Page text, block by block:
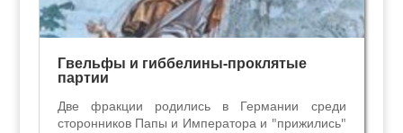
Гвельфы и гиббелины-проклятые
партии
Две фракции родились в Германии среди
сторонников Папы и Императора и "прижились"